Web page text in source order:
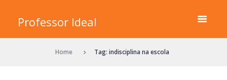
Professor Ideal
Home Tag: indisciplina na escola